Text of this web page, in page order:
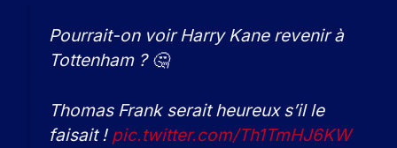
Pourrait-on voir Harry Kane revenir à
Tottenham ? 🤔
Thomas Frank serait heureux s’il le
faisait ! pic.twitter.com/Th1TmHJ6KW